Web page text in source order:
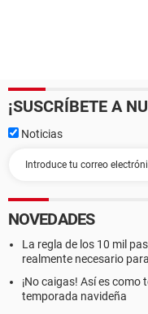
¡SUSCRÍBETE A
Noticias
NOVEDADES
La regla de los 10 mil
realmente necesario
¡No caigas! Así es
temporada navideña